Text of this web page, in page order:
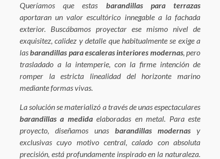
Queríamos que estas barandillas para terrazas
aportaran un valor escultórico innegable a la fachada
exterior. Buscábamos proyectar ese mismo nivel de
exquisitez, calidez y detalle que habitualmente se exige a
lasbarandillas para escaleras interiores modernas, pero
trasladado a la intemperie, con la firme intención de
romper la estricta linealidad del horizonte marino
mediante formas vivas.
La solución se materializó a través de unas espectaculares
barandillas a medidaelaboradas en metal. Para este
proyecto, diseñamos unas barandillas modernas y
exclusivas cuyo motivo central, calado con absoluta
precisión, está profundamente inspirado en la naturaleza.